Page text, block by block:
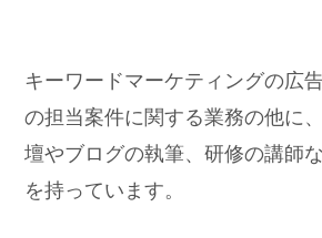
キーワードマーケティングの広
の担当案件に関する業務の他に
壇やブログの執筆、研修の講師
を持っています。